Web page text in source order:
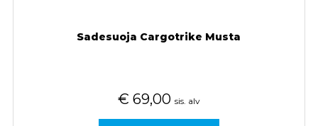
Sadesuoja Cargotrike Musta
€ 69,00 sis. alv